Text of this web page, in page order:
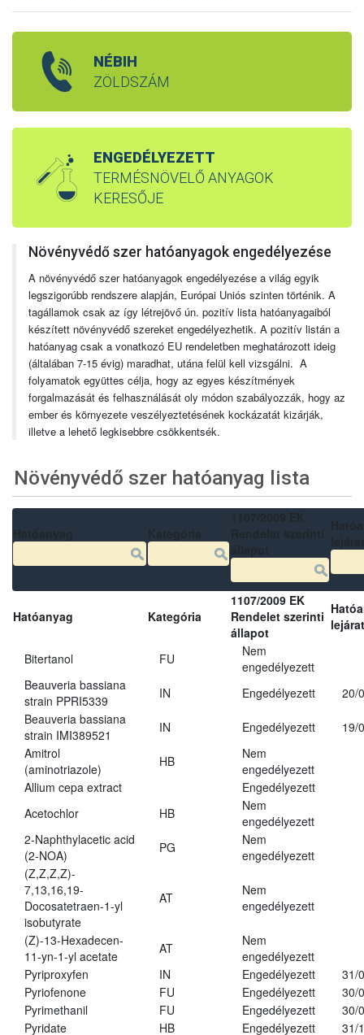
NÉBIH
ZÖLDSZÁM
ENGEDÉLYEZETT
TERMÉSNÖVELŐ ANYAGOK
KERESŐJE
Növényvédő szer hatóanyagok engedélyezése
A növényvédő szer hatóanyagok engedélyezése a világ egyik
legszigorúbb rendszere alapján, Európai Uniós szinten történik. A
tagállamok csak az így létrejövő ún. pozitív lista hatóanyagaiból
készített növényvédő szereket engedélyezhetik. A pozitív listán a
hatóanyag csak a vonatkozó EU rendeletben meghatározott ideig
(általában 7-15 évig) maradhat, utána felül kell vizsgálni. A
folyamatok együttes célja, hogy az egyes készítmények
forgalmazását és felhasználását oly módon szabályozzák, hogy az
ember és környezete veszélyeztetésének kockázatát kizárják,
illetve a lehető legkisebbre csökkentsék.
Növényvédő szer hatóanyag lista
Hatóanyag Kategória
1107/2009 EK
Rendelet szerinti
állapot
Bitertanol FU
Nem
engedélyezett
Beauveria bassiana
strain PPRI5339
IN Engedélyezett
20/
Beauveria bassiana
strain IMI389521
IN Engedélyezett
19/
Amitrol
(aminotriazole)
HB
Nem
engedélyezett
Allium cepa extract
Engedélyezett
Acetochlor
HB
Nem
engedélyezett
2-Naphthylacetic acid
(2-NOA)
PG
Nem
engedélyezett
(Z,Z,Z,Z)-
7,13,16,19-
Docosatetraen-1-yl
isobutyrate
AT
Nem
engedélyezett
(Z)-13-Hexadecen-
11-yn-1-yl acetate
AT
Nem
engedélyezett
Pyriproxyfen
IN Engedélyezett
31/
Pyriofenone
FU Engedélyezett
30/
Pyrimethanil
FU Engedélyezett
30/
Pyridate
HB Engedélyezett
31/